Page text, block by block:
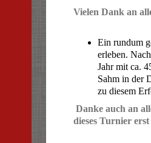
Vielen Dank an
Ein rundum
erleben.
Jahr mit ca.
Sahm in der
zu diesem
Danke auch an
dieses Turnier